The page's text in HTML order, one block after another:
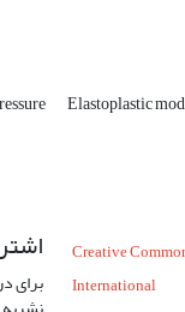
Elastoplastic
Creative
International
برای